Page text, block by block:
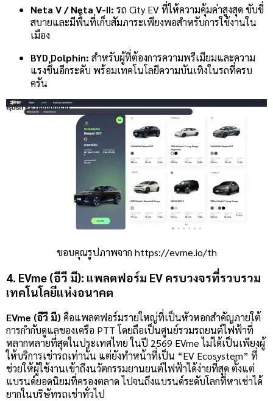
Neta V / Neta V-II: รถ City EV ที่ให้ความคุ้มค่าสูงสุด ขับขี่
สบายและมีพื้นที่เก็บสัมภาระเพียงพอสำหรับการใช้งานใน
เมือง
BYD Dolphin: สำหรับผู้ที่ต้องการความพรีเมียมและความ
แรงขึ้นอีกระดับ พร้อมเทคโนโลยีความบันเทิงในรถที่ครบ
ครัน
ขอบคุณรูปภาพจาก https://evme.io/th
4. EVme (อีวี มี): แพลตฟอร์ม EV ครบวงจรที่รวบรวม
เทคโนโลยีแห่งอนาคต
EVme (อีวี มี) คือแพลตฟอร์มรายใหญ่ที่เป็นหัวหอกสำคัญภายใต้
การกำกับดูแลของเครือ PTT โดยถือเป็นศูนย์รวมรถยนต์ไฟฟ้าที่
หลากหลายที่สุดในประเทศไทย ในปี 2569 EVme ไม่ได้เป็นเพียงผู้
ให้บริการเช่ารถเท่านั้น แต่ยังทำหน้าที่เป็น “EV Ecosystem” ที่
ช่วยให้ผู้ใช้งานเข้าถึงนวัตกรรมยานยนต์ไฟฟ้าได้ง่ายที่สุด ตั้งแต่
แบรนด์ยอดนิยมที่ครองตลาด ไปจนถึงแบรนด์ระดับโลกที่หาเช่าได้
ยากในบริษัทรถเช่าทั่วไป